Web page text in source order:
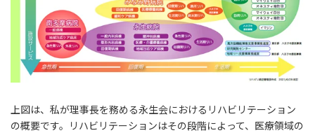
上図は、私が理事長を務める永生会におけるリハビリテーション
の概要です。リハビリテーションはその段階によって、医療領域の